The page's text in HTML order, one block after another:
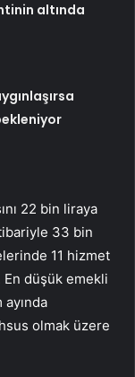
altında
22 bin liraya
33 bin
11 hizmet
En düşük emekli
olmak üzere